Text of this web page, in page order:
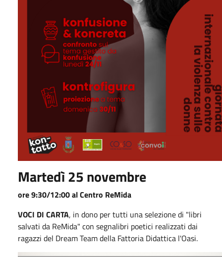
Martedì 25 novembre
ore 9:30/12:00 al Centro ReMida
VOCI DI CARTA, in dono per tutti una selezione di "libri
salvati da ReMida" con segnalibri poetici realizzati dai
ragazzi del Dream Team della Fattoria Didattica l'Oasi.